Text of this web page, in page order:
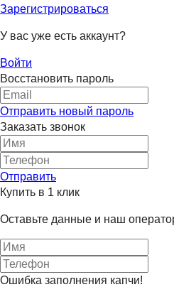
Зарегистрироваться
У вас уже есть аккаунт?
Войти
Восстановить пароль
Отправить новый пароль
Заказать звонок
Отправить
Купить в 1 клик
Оставьте данные и наш
Ошибка заполнения капчи!